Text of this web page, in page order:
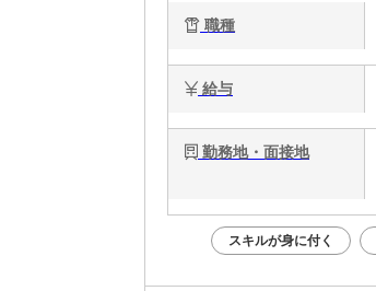
職種
給与
勤務地・面接地
スキルが身に付く